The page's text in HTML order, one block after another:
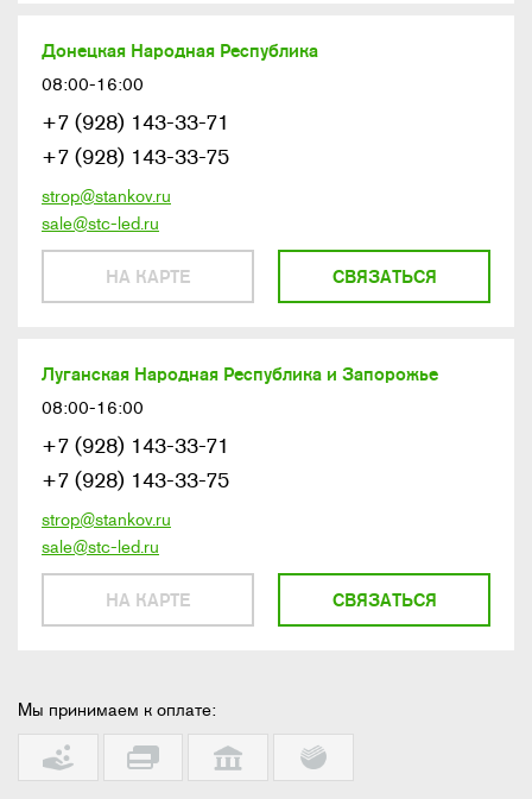
Донецкая Народная Республика
08:00-16:00
НА КАРТЕ
+7 (928) 143-33-71
+7 (928) 143-33-75
strop@stankov.ru
sale@stc-led.ru
СВЯЗАТЬСЯ
Луганская Народная Республика и Запорожье
08:00-16:00
НА КАРТЕ
+7 (928) 143-33-71
+7 (928) 143-33-75
strop@stankov.ru
sale@stc-led.ru
СВЯЗАТЬСЯ
Мы принимаем к оплате: